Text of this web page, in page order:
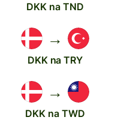
DKK na TND
→
DKK na TRY
→
DKK na TWD